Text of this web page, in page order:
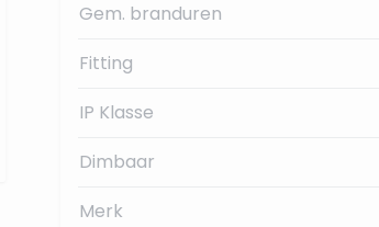
Gem. branduren
Fitting
IP Klasse
Dimbaar
Merk